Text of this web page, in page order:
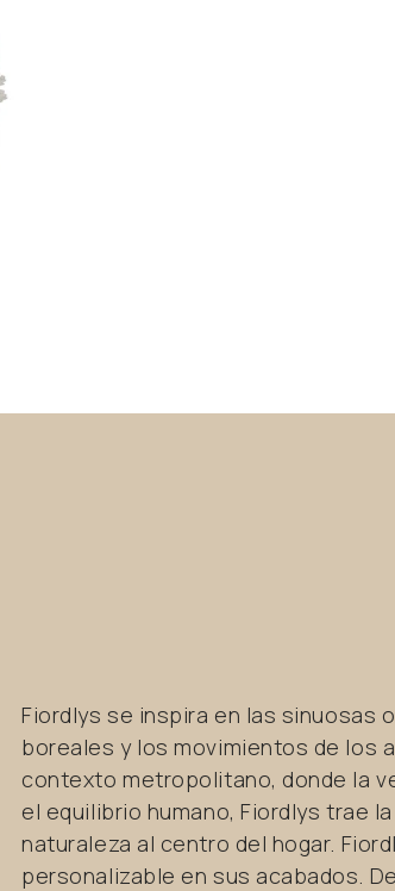
Fiordlys se inspira en las sinuosas
boreales y los movimientos de los
contexto metropolitano, donde la
el equilibrio humano, Fiordlys trae
naturaleza al centro del hogar.
personalizable en sus acabados.